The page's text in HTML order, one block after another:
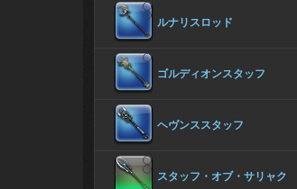
ルナリスロッド
ゴルディオンスタッフ
ヘヴンススタッフ
スタッフ・オブ・サリャク